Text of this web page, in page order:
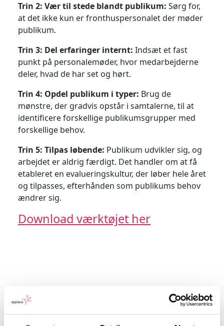
Trin 2: Vær til stede blandt publikum: Sørg for,
at det ikke kun er fronthuspersonalet der møder
publikum.
Trin 3: Del erfaringer internt: Indsæt et fast
punkt på personalemøder, hvor medarbejderne
deler, hvad de har set og hørt.
Trin 4: Opdel publikum i typer: Brug de
mønstre, der gradvis opstår i samtalerne, til at
identificere forskellige publikumsgrupper med
forskellige behov.
Trin 5: Tilpas løbende: Publikum udvikler sig, og
arbejdet er aldrig færdigt. Det handler om at få
etableret en evalueringskultur, der løber hele året
og tilpasses, efterhånden som publikums behov
ændrer sig.
Download værktøjet her
Tilbage til værktøjsoversigt